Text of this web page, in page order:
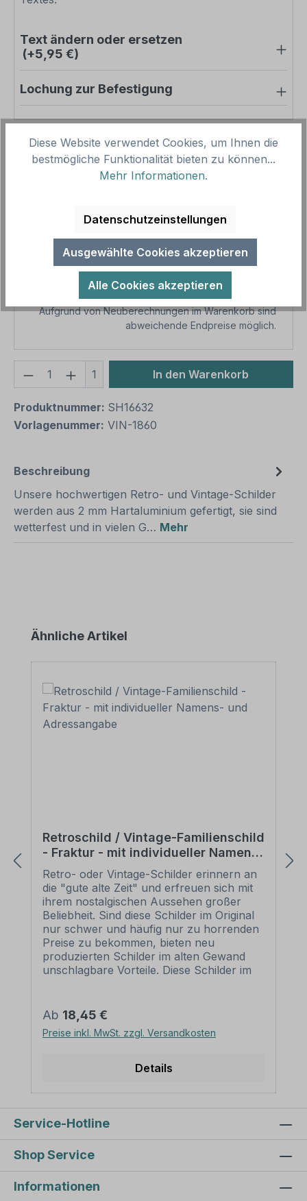
Text ändern oder ersetzen
(+5,95 €)
Lochung zur Befestigung
Pro-Stück-Aufschläge
Zusammenfassung
Preise inkl. MwSt. zzgl. Versandkosten
Aufgrund von Neuberechnungen im Warenkorb sind
abweichende Endpreise möglich.
Produkt Anzahl: Gib den
1 In den Warenkorb
Produktnummer: SH16632
Vorlagenummer: VIN-1860
Beschreibung
Unsere hochwertigen Retro- und Vintage-Schilder
werden aus 2 mm Hartaluminium gefertigt, sie sind
wetterfest und in vielen G… Mehr
Produktgalerie überspringen
Ähnliche Artikel
Retroschild / Vintage-Familienschild
- Fraktur - mit individueller Namens-
und Adressangabe
Retro- oder Vintage-Schilder erinnern an
die "gute alte Zeit" und erfreuen sich mit
ihrem nostalgischen Aussehen großer
Beliebheit. Sind diese Schilder im Original
nur schwer und häufig nur zu horrenden
Preise zu bekommen, bieten neu
produzierten Schilder im alten Gewand
unschlagbare Vorteile. Diese Schilder im
Motiven oder nur Textinhalten, die je nach
Artikel individuallisiert werden können. Die
Patina (Kratzer und Beschädigungen) ist
dennoch wirken diese Schilder alt, so als
worden. Unsere hochwertigen Retro- und
Vintage-Schilder werden aus 2 mm
Hartaluminium gefertigt, sie sind wetterfest
Verschenken Sie diese dekorativen
Schilder als Standardartikel oder mit
angepaßten Textinhalten zum Geburtstag,
zur Hochzeit, oder beschenken Sie sich
Regulärer Preis:
Ab 18,45 €
Preise inkl. MwSt. zzgl. Versandkosten
Details
Service-Hotline
Shop Service
Informationen
Diese Website verwendet Cookies, um Ihnen die
bestmögliche Funktionalität bieten zu können...
Mehr Informationen.
Datenschutzeinstellungen
Ausgewählte Cookies akzeptieren
Alle Cookies akzeptieren